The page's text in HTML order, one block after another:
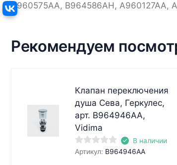
A960575AA, B964586AH, A960127AA,
Рекомендуем
Клапан переключения
душа Сева, Геркулес,
арт. B964946AA,
Vidima
В наличии
Артикул: B964946AA